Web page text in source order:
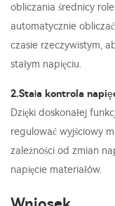
obliczania średnicy
automatycznie
czasie rzeczywistym,
stałym napięciu.
2.Stała kontrola
Dzięki doskonałej
regulować wyjściowy
zależności od zmian
napięcie materiałów.